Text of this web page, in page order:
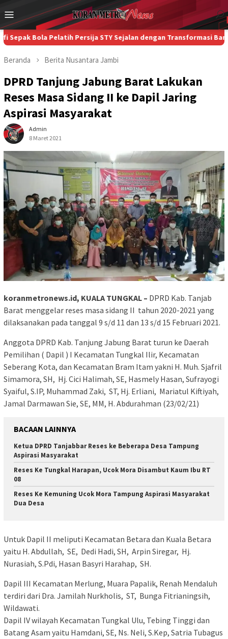
ke
konten
Menu
Mobile
Pelatih Persija STY Sejalan dengan Transformasi Bank Jakarta
Beranda Berita Nusantara Jambi
DPRD Tanjung Jabung Barat Lakukan
Reses Masa Sidang II ke Dapil Jaring
Aspirasi Masyarakat
Admin
8 Maret 2021
koranmetronews.id, KUALA TUNGKAL – DPRD Kab. Tanjab
Barat menggelar reses masa sidang II tahun 2020-2021 yang
dilaksanakan pada tanggal 9 s/d 11 dan 13 s/d 15 Februari 2021.
Anggota DPRD Kab. Tanjung Jabung Barat turun ke Daerah
Pemilihan ( Dapil ) I Kecamatan Tungkal Ilir, Kecamatan
Seberang Kota, dan Kecamatan Bram Itam yakni H. Muh. Sjafril
Simamora, SH, Hj. Cici Halimah, SE, Hasmely Hasan, Sufrayogi
Syaiful, S.IP, Muhammad Zaki, ST, Hj. Erliani, Mariatul Kiftiyah,
Jamal Darmawan Sie, SE, MM, H. Abdurahman (23/02/21)
BACAAN LAINNYA
Ketua DPRD Tanjabbar Reses ke Beberapa Desa Tampung
Aspirasi Masyarakat
Reses Ke Tungkal Harapan, Ucok Mora Disambut Kaum Ibu RT
08
Reses Ke Kemuning Ucok Mora Tampung Aspirasi Masyarakat
Dua Desa
Untuk Dapil II meliputi Kecamatan Betara dan Kuala Betara
yaitu H. Abdullah, SE, Dedi Hadi, SH, Arpin Siregar, Hj.
Nurasiah, S.Pdi, Hasan Basyri Harahap, SH.
Dapil III Kecamatan Merlung, Muara Papalik, Renah Mendaluh
terdiri dari Dra. Jamilah Nurkholis, ST, Bunga Fitrianingsih,
Wildawati.
Dapil IV wilayah Kecamatan Tungkal Ulu, Tebing Tinggi dan
Batang Asam yaitu Hamdani, SE, Ns. Neli, S.Kep, Satria Tubagus